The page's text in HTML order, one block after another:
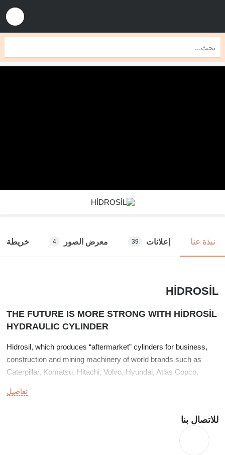
نبذة عنا إعلانات 39 معرض الصور 4 خريطة
HİDROSİL
THE FUTURE IS MORE STRONG WITH HİDROSİL
HYDRAULIC CYLINDER
Hidrosil, which produces “aftermarket” cylinders for business,
construction and mining machinery of world brands such as
Caterpillar, Komatsu, Hitachi, Volvo, Hyundai, Atlas Copco,
make each structure much more robust. with you! Our company,
countries, primarily to the European Continent and the Americas,
crowns its quality with its extensive transportation network. With
its 25 years of experience in the sector, Hidrosil has spread its
تفاصيل
للاتصال بنا